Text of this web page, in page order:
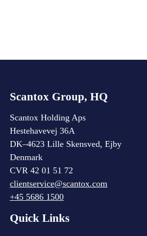
Scantox Group, HQ
Scantox Holding Aps
Hestehavevej 36A
DK–4623 Lille Skensved, Ejby
Denmark
CVR 42 01 51 72
clientservice@scantox.com
+45 5686 1500
Quick Links